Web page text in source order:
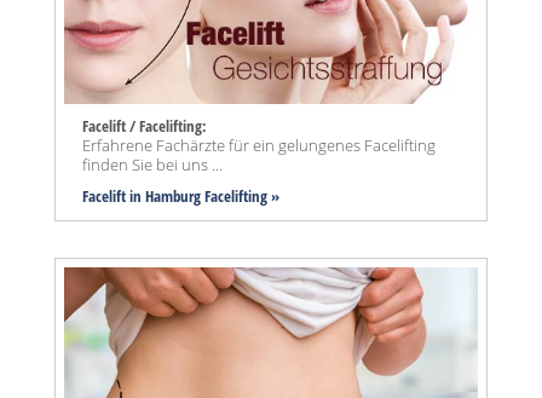
Facelift / Facelifting:
Erfahrene Fachärzte für ein gelungenes Facelifting
finden Sie bei uns ...
Facelift in Hamburg Facelifting »